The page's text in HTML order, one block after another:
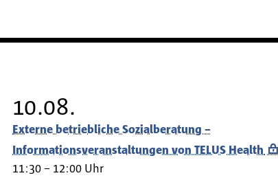
10.08.
Externe betriebliche Sozialberatung –
Informationsveranstaltungen von TELUS Health
11:30 – 12:00 Uhr